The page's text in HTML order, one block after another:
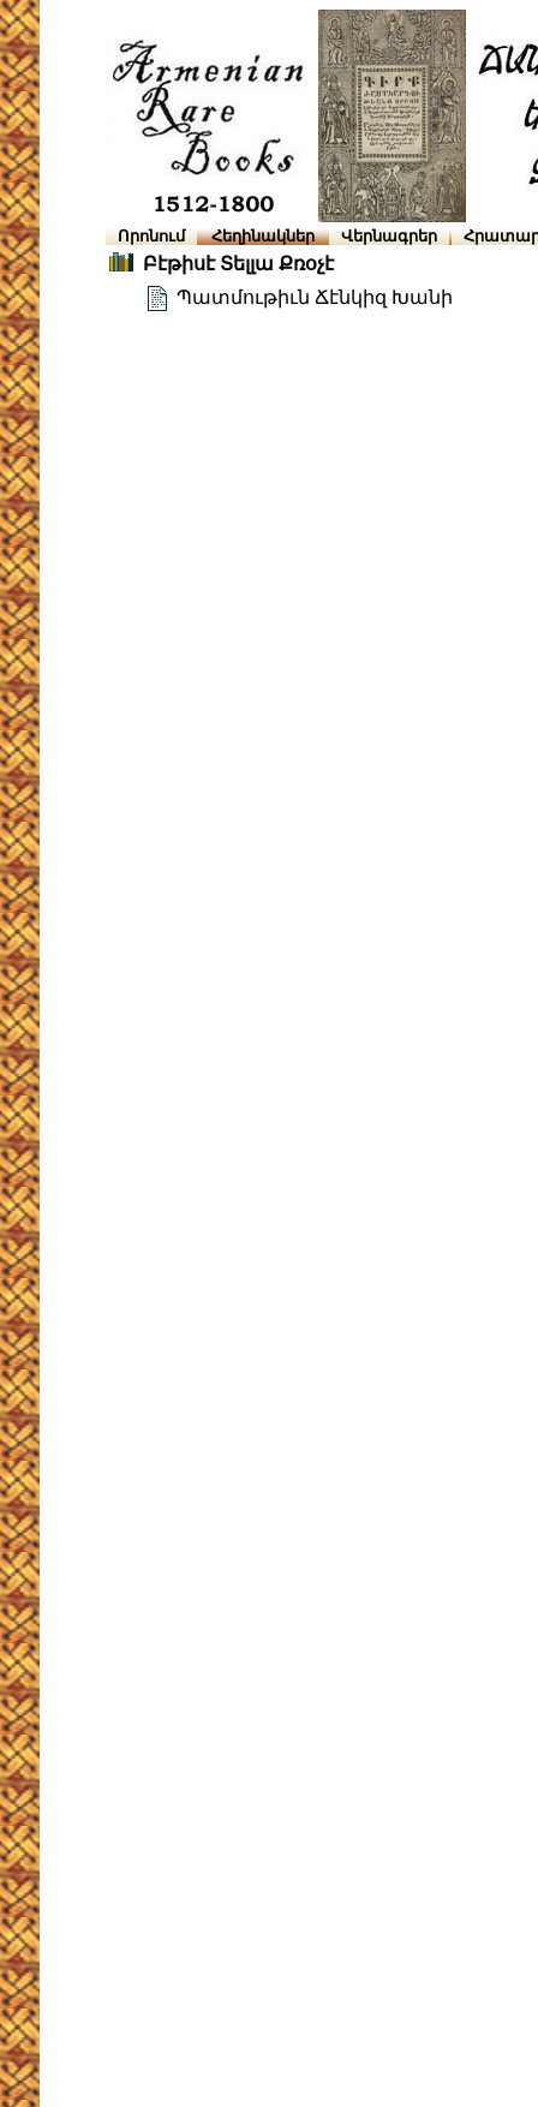
Որոնում Հեղինակներ Վերնագրեր
Բէթիսէ Տելլա Քռօչէ
Պատմութիւն Ճէնկիզ Խանի